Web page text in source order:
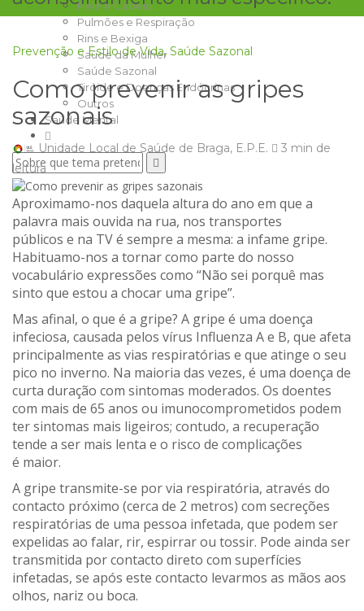
Pele e Cabelo
Pulmões e Respiração
Rins e Bexiga
Saúde da Mulher
Saúde Sazonal
Tiróide e Doenças Endócrinas
Outros
Saúde Mental
Prevenção e Estilo de Vida,Saúde Sazonal
Como prevenir as gripes
sazonais
Unidade Local de Saúde de Braga, E.P.E. 3 min de
leitura
Aproximamo-nos daquela altura do ano em que a
palavra mais ouvida na rua, nos transportes
públicos e na TV é sempre a mesma: a infame gripe.
Habituamo-nos a tornar como parte do nosso
vocabulário expressões como “Não sei porquê mas
sinto que estou a chocar uma gripe”.
Mas afinal, o que é a gripe? A gripe é uma doença
infeciosa, causada pelos vírus Influenza A e B, que afeta
principalmente as vias respiratórias e que atinge o seu
pico no inverno. Na maioria das vezes, é uma doença de
curta duração com sintomas moderados. Os doentes
com mais de 65 anos ou imunocomprometidos podem
ter sintomas mais ligeiros; contudo, a recuperação
tende a ser mais lenta e o risco de complicações
é maior.
A gripe transmite-se por via respiratória, através do
contacto próximo (cerca de 2 metros) com secreções
respiratórias de uma pessoa infetada, que podem ser
expelidas ao falar, rir, espirrarou tossir. Pode ainda ser
transmitida por contacto direto com superfícies
infetadas, se após este contacto levarmos as mãos aos
olhos, nariz ou boca.